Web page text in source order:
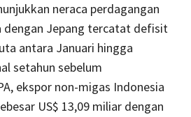
neraca perdagangan
dengan Jepang tercatat defisit
antara Januari hingga
setahun sebelum
ekspor non-migas Indonesia
US$ 13,09 miliar dengan